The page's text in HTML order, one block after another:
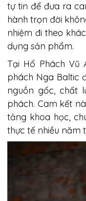
tự tin để đưa ra
hành trọn đời
nhiệm đi theo
dụng sản phẩm.
Tại Hổ Phách
phách Nga Baltic
nguồn gốc, chất
phách. Cam kết
tảng khoa học,
thực tế nhiều năm